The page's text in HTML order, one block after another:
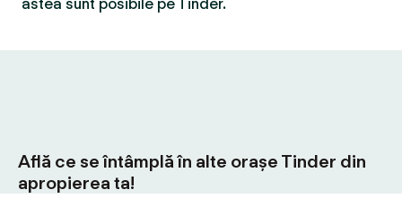
astea sunt posibile pe Tinder.
Află ce se întâmplă în alte orașe Tinder din
apropierea ta!